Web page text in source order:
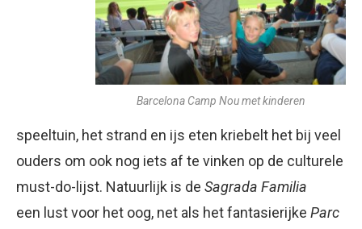
Barcelona Camp Nou met kinderen
speeltuin, het strand en ijs eten kriebelt het bij veel
ouders om ook nog iets af te vinken op de culturele
must-do-lijst. Natuurlijk is de Sagrada Familia
een lust voor het oog, net als het fantasierijke Parc